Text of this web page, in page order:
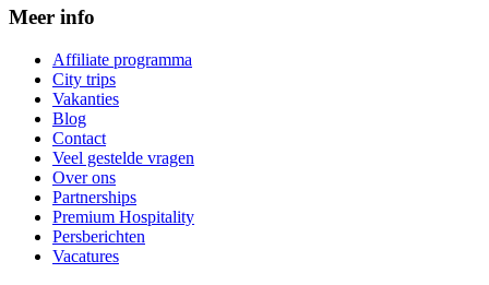
Meer info
Affiliate programma
City trips
Vakanties
Blog
Contact
Veel gestelde vragen
Over ons
Partnerships
Premium Hospitality
Persberichten
Vacatures